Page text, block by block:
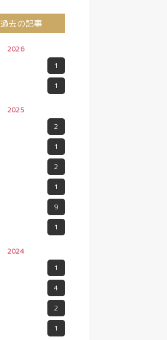
過去の記事
2026
1
1
2025
2
1
2
1
9
1
2024
1
4
2
1